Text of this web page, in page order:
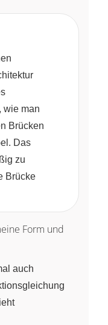
wie man
Brücken
Das
zu
Brücke
Form und
auch